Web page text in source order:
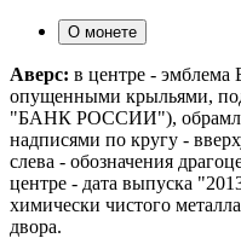
О монете
Аверс: в центре - эмблема
опущенными крыльями,
"БАНК РОССИИ"),
надписями по кругу -
слева - обозначения
центре - дата выпуска
химически чистого
двора.